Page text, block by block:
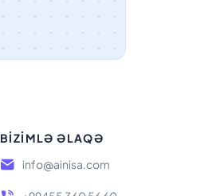
BIZIMLƏ ƏLAQƏ
info@ainisa.com